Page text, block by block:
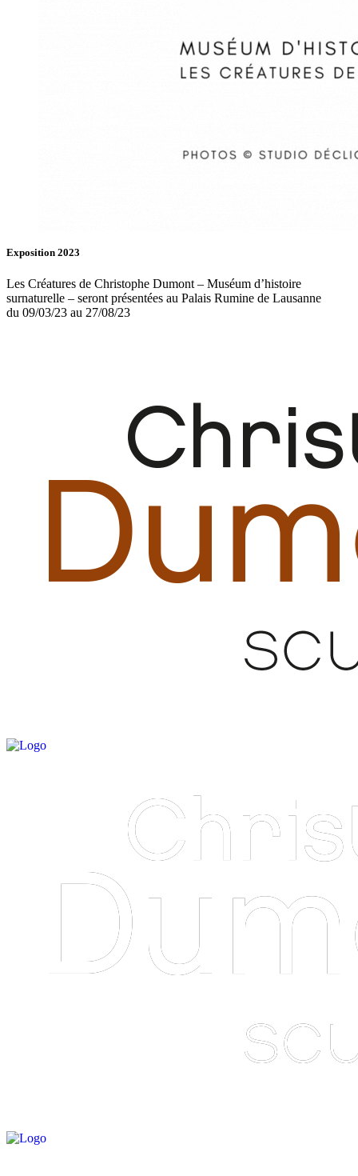
Exposition 2023
Les Créatures de Christophe Dumont – Muséum d’histoire
surnaturelle – seront présentées au Palais Rumine de Lausanne
du 09/03/23 au 27/08/23